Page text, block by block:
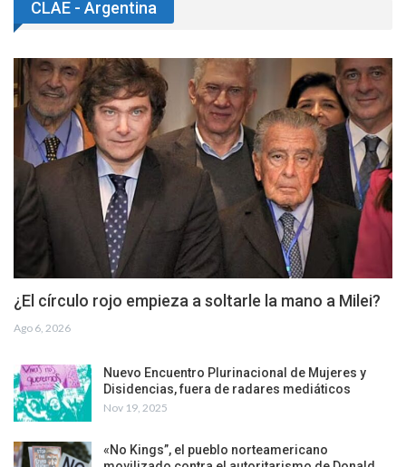
CLAE - Argentina
¿El círculo rojo empieza a soltarle la mano a Milei?
Ago 6, 2026
Nuevo Encuentro Plurinacional de Mujeres y
Disidencias, fuera de radares mediáticos
Nov 19, 2025
«No Kings”, el pueblo norteamericano